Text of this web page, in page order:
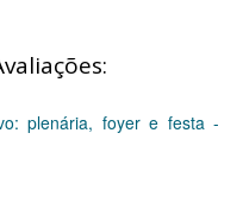
plenária, foyer e festa -